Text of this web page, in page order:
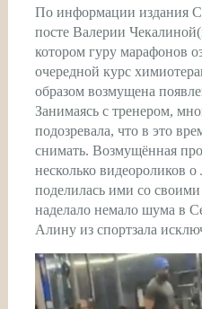
По информации издания
посте Валерии
котором гуру марафонов
очередной курс
образом возмущена
Занимаясь с тренером,
подозревала, что в это
снимать. Возмущённая
несколько видеороликов о
поделилась ими со
наделало немало шума в
Алину из спортзала